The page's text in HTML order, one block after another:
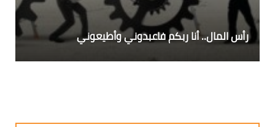
رأس المال.. أنا ربكم فاعبدوني وأطيعوني